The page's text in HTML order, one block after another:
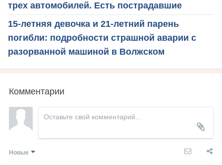
трех автомобилей. Есть пострадавшие
15-летняя девочка и 21-летний парень
погибли: подробности страшной аварии с
разорванной машиной в Волжском
Комментарии
Новые